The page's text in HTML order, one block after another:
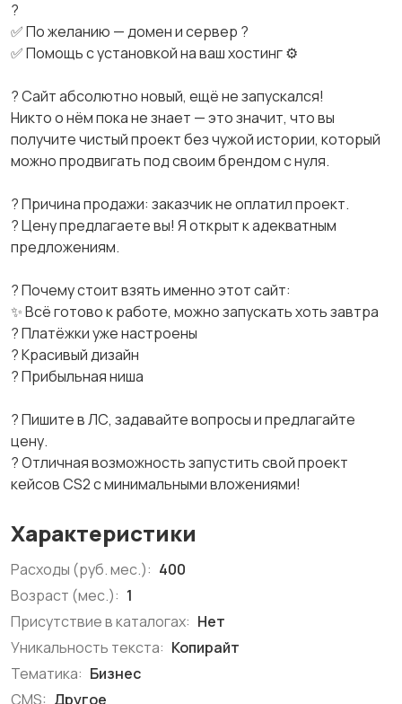
?
✅ По желанию — домен и сервер ?
✅ Помощь с установкой на ваш хостинг ⚙️
? Сайт абсолютно новый, ещё не запускался!
Никто о нём пока не знает — это значит, что вы
получите чистый проект без чужой истории, который
можно продвигать под своим брендом с нуля.
? Причина продажи: заказчик не оплатил проект.
? Цену предлагаете вы! Я открыт к адекватным
предложениям.
? Почему стоит взять именно этот сайт:
✨ Всё готово к работе, можно запускать хоть завтра
? Платёжки уже настроены
? Красивый дизайн
? Прибыльная ниша
? Пишите в ЛС, задавайте вопросы и предлагайте
цену.
? Отличная возможность запустить свой проект
кейсов CS2 с минимальными вложениями!
Характеристики
Расходы (руб. мес.): 400
Возраст (мес.): 1
Присутствие в каталогах: Нет
Уникальность текста: Копирайт
Тематика: Бизнес
CMS: Другое